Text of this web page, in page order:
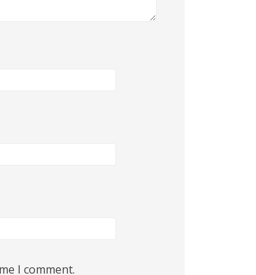
I comment.